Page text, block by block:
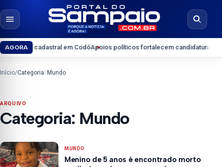
Pular para o conteúdo
Abrir menu
Abrir
AGORAcadastral em CodóApoios políticos fortalecem candidatura de
Início/Categoria: Mundo
ARQUIVO
Categoria: Mundo
MUNDO
Menino de 5 anos é encontrado morto